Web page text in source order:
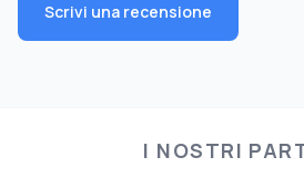
Scrivi una recensione
I NOSTRI